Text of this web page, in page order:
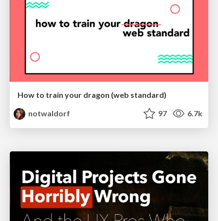
How to train your dragon (web standard)
notwaldorf
97 6.7k